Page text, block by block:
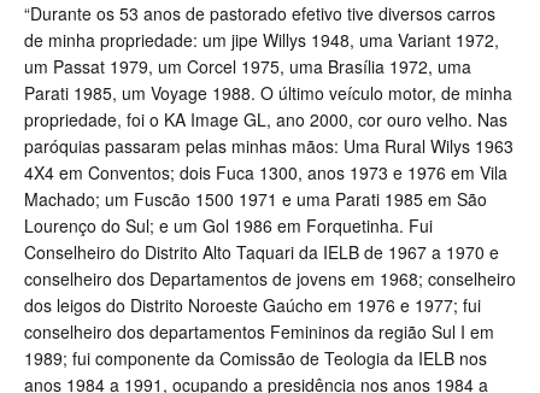
“Durante os 53 anos de pastorado efetivo tive diversos carros
de minha propriedade: um jipe Willys 1948, uma Variant 1972,
um Passat 1979, um Corcel 1975, uma Brasília 1972, uma
Parati 1985, um Voyage 1988. O último veículo motor, de minha
propriedade, foi o KA Image GL, ano 2000, cor ouro velho. Nas
paróquias passaram pelas minhas mãos: Uma Rural Wilys 1963
4X4 em Conventos; dois Fuca 1300, anos 1973 e 1976 em Vila
Machado; um Fuscão 1500 1971 e uma Parati 1985 em São
Lourenço do Sul; e um Gol 1986 em Forquetinha. Fui
Conselheiro do Distrito Alto Taquari da IELB de 1967 a 1970 e
conselheiro dos Departamentos de jovens em 1968; conselheiro
dos leigos do Distrito Noroeste Gaúcho em 1976 e 1977; fui
conselheiro dos departamentos Femininos da região Sul I em
1989; fui componente da Comissão de Teologia da IELB nos
anos 1984 a 1991, ocupando a presidência nos anos 1984 a